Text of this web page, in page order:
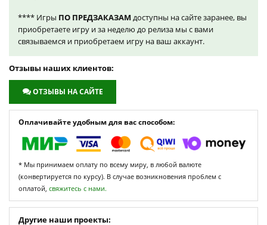
**** Игры ПО ПРЕДЗАКАЗАМ доступны на сайте заранее, вы
приобретаете игру и за неделю до релиза мы с вами
связываемся и приобретаем игру на ваш аккаунт.
Отзывы наших клиентов:
ОТЗЫВЫ НА САЙТЕ
Оплачивайте удобным для вас способом:
* Мы принимаем оплату по всему миру, в любой валюте
(конвертируется по курсу). В случае возникновения проблем с
оплатой, свяжитесь с нами.
Другие наши проекты: